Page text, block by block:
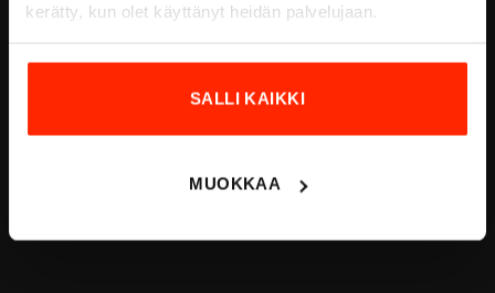
kerätty, kun olet käyttänyt heidän palvelujaan.
SALLI KAIKKI
MUOKKAA
info@origopro.com